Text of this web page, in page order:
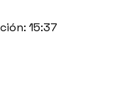
15:37